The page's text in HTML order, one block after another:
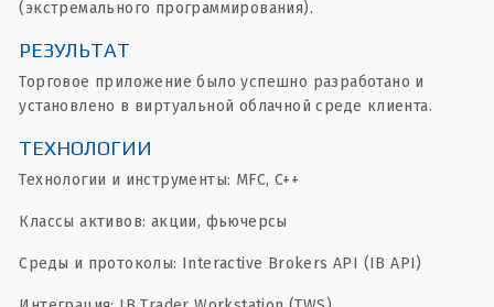
(экстремального программирования).
РЕЗУЛЬТАТ
Торговое приложение было успешно разработано и
установлено в виртуальной облачной среде клиента.
ТЕХНОЛОГИИ
Технологии и инструменты: MFC, C++
Классы активов: акции, фьючерсы
Среды и протоколы: Interactive Brokers API (IB API)